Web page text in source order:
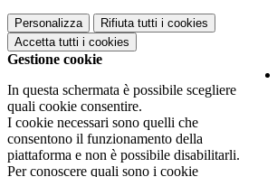
Personalizza Rifiuta tutti i cookies
Accetta tutti i cookies
Gestione cookie
In questa schermata è possibile scegliere
quali cookie consentire.
I cookie necessari sono quelli che
consentono il funzionamento della
piattaforma e non è possibile disabilitarli.
Per conoscere quali sono i cookie